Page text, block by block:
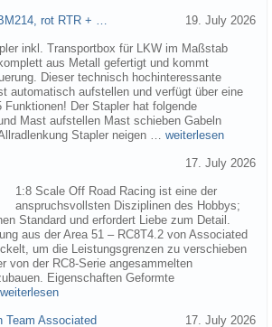
rot RTR + … 19. July 2026
inkl. Transportbox für LKW im Maßstab
aus Metall gefertigt und kommt
Dieser technisch hochinteressante
automatisch aufstellen und verfügt über eine
Funktionen! Der Stapler hat folgende
Mast aufstellen Mast schieben Gabeln
Stapler neigen … weiterlesen
17. July 2026
1:8 Scale Off Road Racing ist eine der
anspruchsvollsten Disziplinen des Hobbys;
Standard und erfordert Liebe zum Detail.
aus der Area 51 – RC8T4.2 von Associated
um die Leistungsgrenzen zu verschieben
von der RC8-Serie angesammelten
Eigenschaften Geformte
weiterlesen
Team Associated 17. July 2026